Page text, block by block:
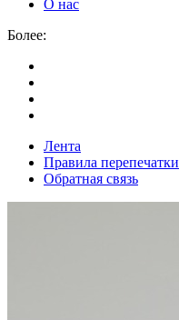
О нас
Более:
Лента
Правила перепечатки
Обратная связь